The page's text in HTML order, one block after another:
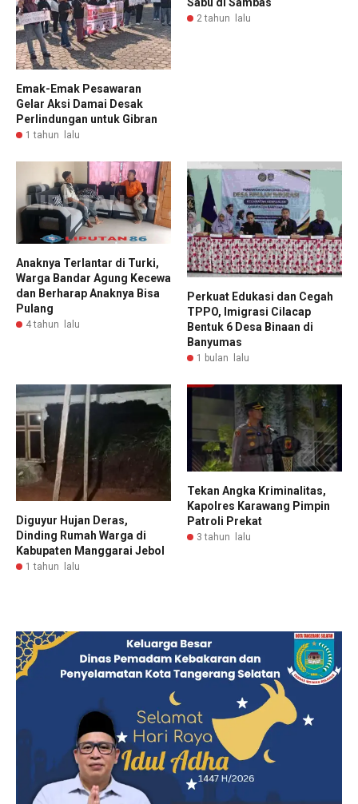
Emak-Emak Pesawaran
Gelar Aksi Damai Desak
Perlindungan untuk Gibran
1 tahun lalu
2 tahun lalu
Anaknya Terlantar di Turki,
Warga Bandar Agung Kecewa
dan Berharap Anaknya Bisa
Pulang
4 tahun lalu
Perkuat Edukasi dan Cegah
TPPO, Imigrasi Cilacap
Bentuk 6 Desa Binaan di
Banyumas
1 bulan lalu
Diguyur Hujan Deras,
Dinding Rumah Warga di
Kabupaten Manggarai Jebol
1 tahun lalu
Tekan Angka Kriminalitas,
Kapolres Karawang Pimpin
Patroli Prekat
3 tahun lalu